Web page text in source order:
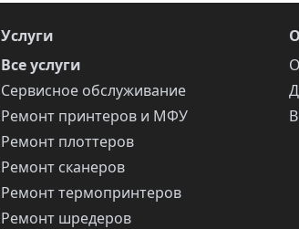
Услуги
Все услуги
Сервисное обслуживание
Ремонт принтеров и МФУ
Ремонт плоттеров
Ремонт сканеров
Ремонт термопринтеров
Ремонт шредеров